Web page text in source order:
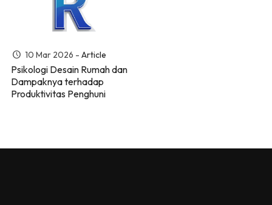
10 Mar 2026 - Article
Psikologi Desain Rumah dan
Dampaknya terhadap
Produktivitas Penghuni